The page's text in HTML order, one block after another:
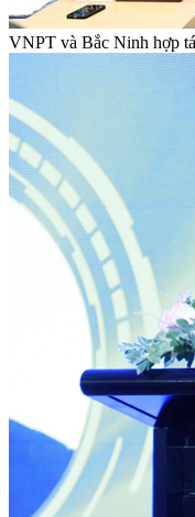
VNPT và Bắc Ninh hợp